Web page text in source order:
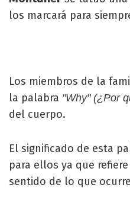
los marcará para
Los miembros de la
la palabra "Why" (¿Por
del cuerpo.
El significado de esta
para ellos ya que
sentido de lo que